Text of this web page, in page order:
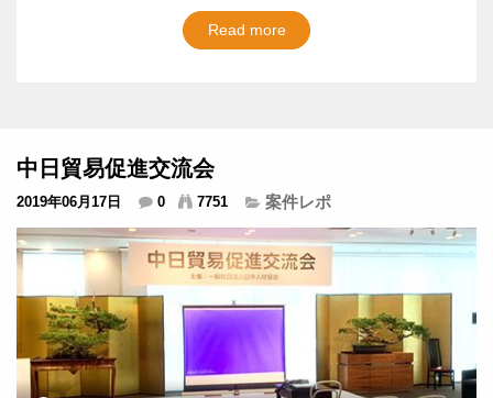
Read more
中日貿易促進交流会
2019年06月17日 0 7751 案件レポ